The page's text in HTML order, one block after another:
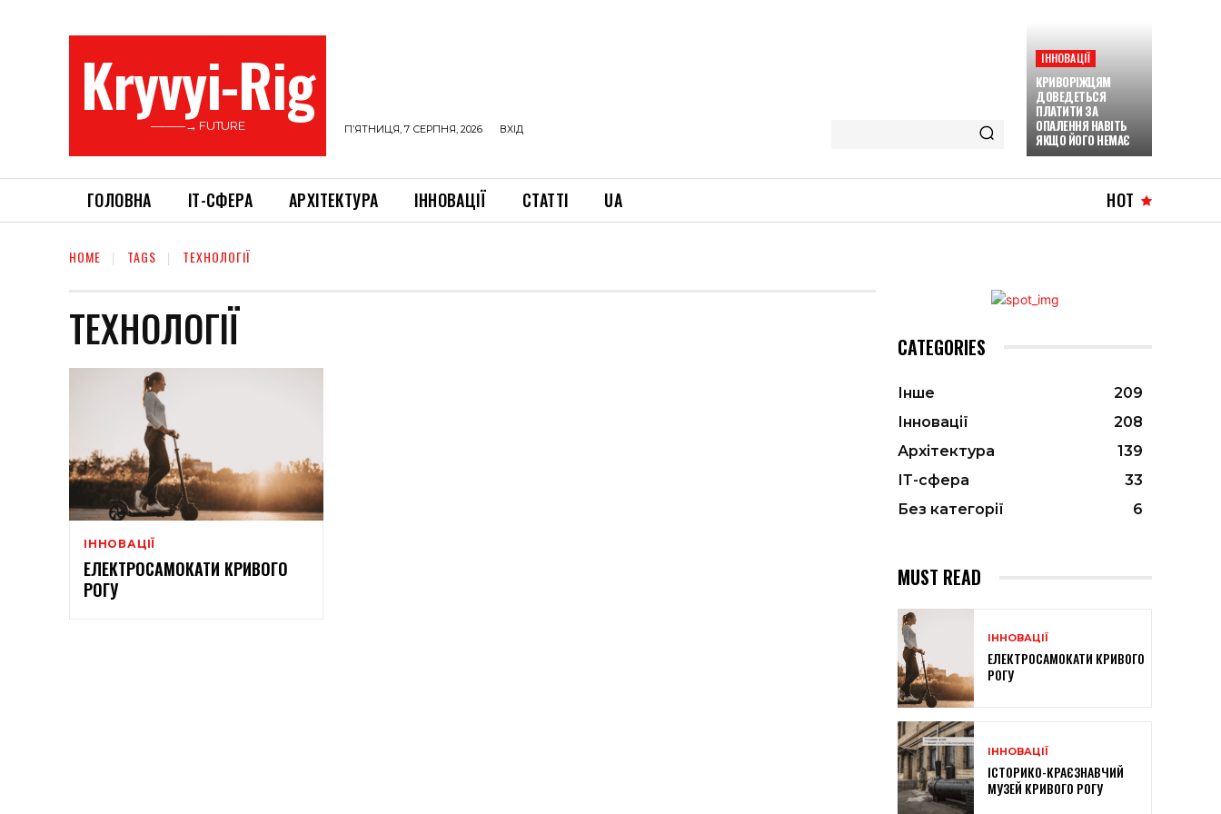
Kryvyi-Rig
———→ FUTURE П’ЯТНИЦЯ, 7 СЕРПНЯ, 2026 ВХІД
ІННОВАЦІЇ
КРИВОРІЖЦЯМ
ДОВЕДЕТЬСЯ
ПЛАТИТИ ЗА
ОПАЛЕННЯ НАВІТЬ
ЯКЩО ЙОГО НЕМАЄ
ГОЛОВНА ІТ-СФЕРА АРХІТЕКТУРА ІННОВАЦІЇ СТАТТІ UA HOT
HOME TAGS ТЕХНОЛОГІЇ
ТЕХНОЛОГІЇ
ІННОВАЦІЇ
ЕЛЕКТРОСАМОКАТИ КРИВОГО
РОГУ
CATEGORIES
Інше
209
Інновації
208
Архітектура
139
ІТ-сфера
33
Без категорії
6
MUST READ
ІННОВАЦІЇ
ЕЛЕКТРОСАМОКАТИ КРИВОГО
РОГУ
ІННОВАЦІЇ
ІСТОРИКО-КРАЄЗНАВЧИЙ
МУЗЕЙ КРИВОГО РОГУ